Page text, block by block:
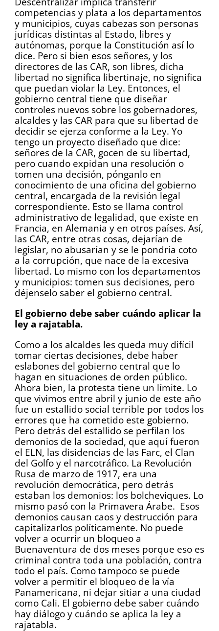
competencias y plata a los departamentos
y municipios, cuyas cabezas son personas
jurídicas distintas al Estado, libres y
autónomas, porque la Constitución así lo
dice. Pero si bien esos señores, y los
directores de las CAR, son libres, dicha
libertad no significa libertinaje, no significa
que puedan violar la Ley. Entonces, el
gobierno central tiene que diseñar
controles nuevos sobre los gobernadores,
alcaldes y las CAR para que su libertad de
decidir se ejerza conforme a la Ley. Yo
tengo un proyecto diseñado que dice:
señores de la CAR, gocen de su libertad,
pero cuando expidan una resolución o
tomen una decisión, pónganlo en
conocimiento de una oficina del gobierno
central, encargada de la revisión legal
correspondiente. Esto se llama control
administrativo de legalidad, que existe en
Francia, en Alemania y en otros países. Así,
las CAR, entre otras cosas, dejarían de
legislar, no abusarían y se le pondría coto
a la corrupción, que nace de la excesiva
libertad. Lo mismo con los departamentos
y municipios: tomen sus decisiones, pero
déjenselo saber el gobierno central.
El gobierno debe saber cuándo aplicar la
ley a rajatabla.
Como a los alcaldes les queda muy difícil
tomar ciertas decisiones, debe haber
eslabones del gobierno central que lo
hagan en situaciones de orden público.
Ahora bien, la protesta tiene un límite. Lo
que vivimos entre abril y junio de este año
fue un estallido social terrible por todos los
errores que ha cometido este gobierno.
Pero detrás del estallido se perfilan los
demonios de la sociedad, que aquí fueron
el ELN, las disidencias de las Farc, el Clan
del Golfo y el narcotráfico. La Revolución
Rusa de marzo de 1917, era una
revolución democrática, pero detrás
estaban los demonios: los bolcheviques. Lo
mismo pasó con la Primavera Árabe. Esos
demonios causan caos y destrucción para
capitalizarlos políticamente. No puede
volver a ocurrir un bloqueo a
Buenaventura de dos meses porque eso es
criminal contra toda una población, contra
todo el país. Como tampoco se puede
volver a permitir el bloqueo de la vía
Panamericana, ni dejar sitiar a una ciudad
como Cali. El gobierno debe saber cuándo
hay diálogo y cuándo se aplica la ley a
rajatabla.